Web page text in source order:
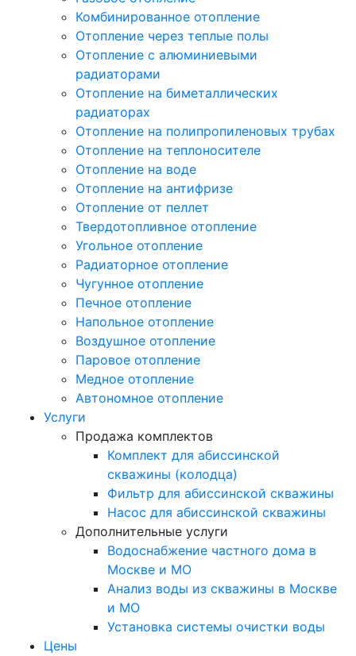
Комбинированное отопление
Отопление через теплые полы
Отопление с алюминиевыми
радиаторами
Отопление на биметаллических
радиаторах
Отопление на полипропиленовых трубах
Отопление на теплоносителе
Отопление на воде
Отопление на антифризе
Отопление от пеллет
Твердотопливное отопление
Угольное отопление
Радиаторное отопление
Чугунное отопление
Печное отопление
Напольное отопление
Воздушное отопление
Паровое отопление
Медное отопление
Автономное отопление
Услуги
Продажа комплектов
Комплект для абиссинской
скважины (колодца)
Фильтр для абиссинской скважины
Насос для абиссинской скважины
Дополнительные услуги
Водоснабжение частного дома в
Москве и МО
Анализ воды из скважины в Москве
и МО
Установка системы очистки воды
Цены